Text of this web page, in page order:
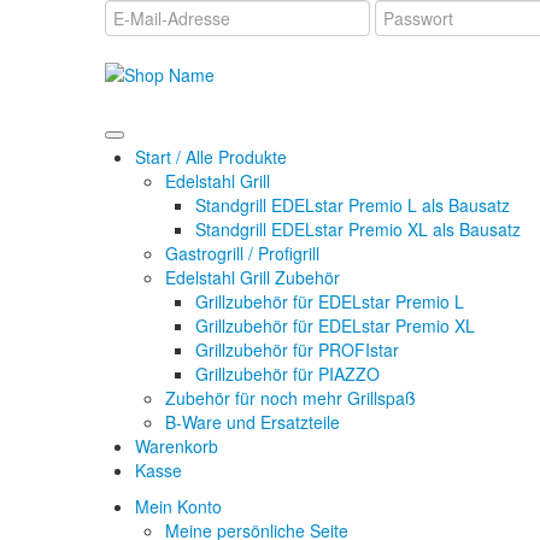
Start / Alle Produkte
Edelstahl Grill
Standgrill EDELstar Premio L als Bausatz
Standgrill EDELstar Premio XL als Bausatz
Gastrogrill / Profigrill
Edelstahl Grill Zubehör
Grillzubehör für EDELstar Premio L
Grillzubehör für EDELstar Premio XL
Grillzubehör für PROFIstar
Grillzubehör für PIAZZO
Zubehör für noch mehr Grillspaß
B-Ware und Ersatzteile
Warenkorb
Kasse
Mein Konto
Meine persönliche Seite